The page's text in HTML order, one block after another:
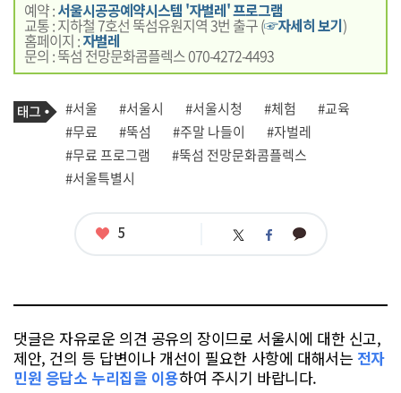
예약 :서울시공공예약시스템 '자벌레' 프로그램
교통 : 지하철 7호선 뚝섬유원지역 3번 출구 (☞자세히 보기)
홈페이지 :자벌레
문의 : 뚝섬 전망문화콤플렉스 070-4272-4493
기
사
관
련
태
그
태
그
#서울 #서울시 #서울시청 #체험
#교육
#무료
#뚝섬 #주말 나들이
#자벌레
#무료 프로그램
#뚝섬 전망문화콤플렉스
#서울특별시
좋
5 트 페 카
댓글은 자유로운 의견 공유의 장이므로 서울시에 대한 신고,
제안, 건의 등 답변이나 개선이 필요한 사항에 대해서는 전자
민원 응답소 누리집을 이용하여 주시기 바랍니다.